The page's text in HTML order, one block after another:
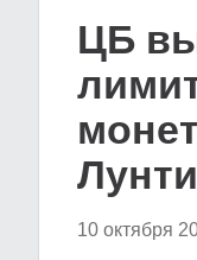
ЦБ
10 октября